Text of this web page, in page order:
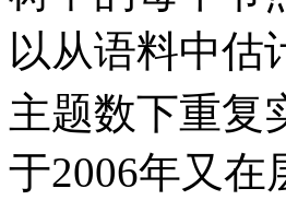
以从语料中估
主题数下重复
于2006年又